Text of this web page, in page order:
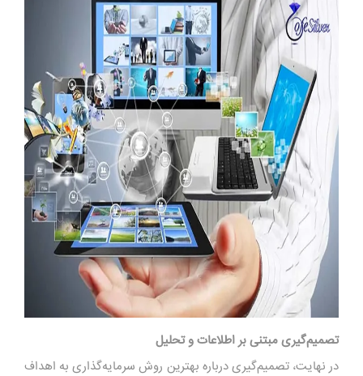
تصمیم‌گیری مبتنی بر اطلاعات و تحلیل
در نهایت، تصمیم‌گیری درباره بهترین روش سرمایه‌گذاری به اهداف